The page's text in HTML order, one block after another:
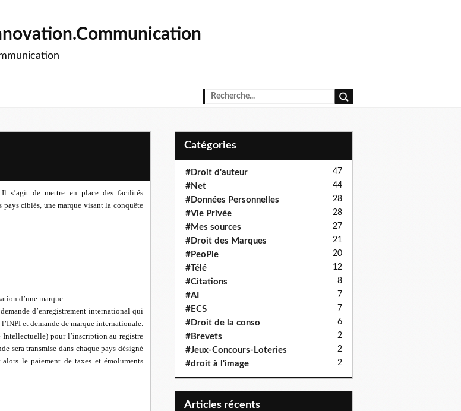
s’agit de mettre en place des facilités
pays ciblés, une marque visant la conquête
d’une marque.
d’enregistrement international qui
et demande de marque internationale.
pour l’inscription au registre
sera transmise dans chaque pays désigné
le paiement de taxes et émoluments
Catégories
#Droit d'auteur 47
#Net 44
#Données Personnelles 28
#Vie Privée 28
#Mes sources 27
#Droit des Marques 21
#PeoPle 20
#Télé 12
#Citations 8
#AI 7
#ECS 7
#Droit de la conso 6
#Brevets 2
#Jeux-Concours-Loteries 2
#droit à l'image 2
articles récents